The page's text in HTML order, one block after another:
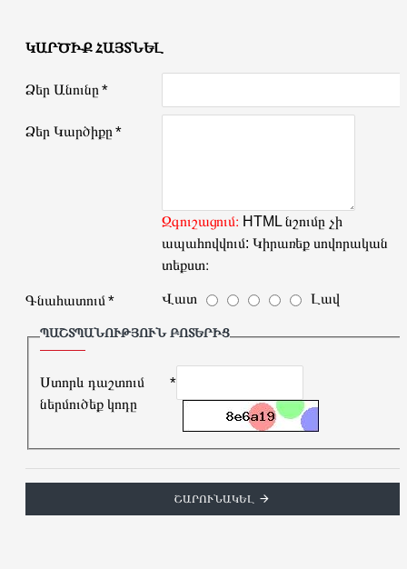
ԿԱՐԾԻՔ ՀԱՅՏՆԵԼ
Ձեր Անունը
Ձեր Կարծիքը
Զգուշացում։ HTML նշումը չի
ապահովվում: Կիրառեք սովորական
տեքստ։
Գնահատում Վատ Լավ
ՊԱՇՏՊԱՆՈՒԹՅՈՒՆ ԲՈՏԵՐԻՑ
Ստորև դաշտում
ներմուծեք կոդը
ՇԱՐՈՒՆԱԿԵԼ